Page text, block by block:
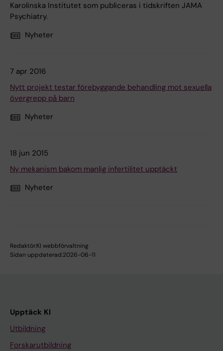
Karolinska Institutet som publiceras i tidskriften JAMA
Psychiatry.
Nyheter
7 apr 2016
Nytt projekt testar förebyggande behandling mot sexuella
övergrepp på barn
Nyheter
18 jun 2015
Ny mekanism bakom manlig infertilitet upptäckt
Nyheter
Redaktör:KI webbförvaltning
Sidan uppdaterad:2026-06-11
Upptäck KI
Utbildning
Forskarutbildning